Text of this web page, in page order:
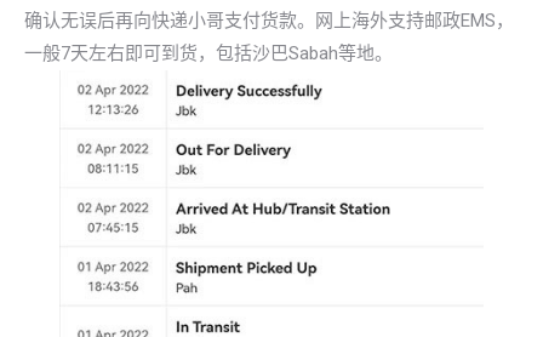
确认无误后再向快递小哥支付货款。网上海外支持邮政EMS，
一般7天左右即可到货，包括沙巴Sabah等地。